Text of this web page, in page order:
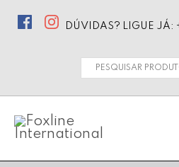
DÚVIDAS? LIGUE JÁ:
Pesquisar